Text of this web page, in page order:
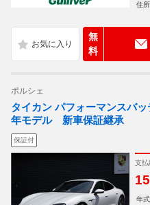
住所
無
料
ポルシェ
タイカン パフォーマンスバ
年モデル 新車保証継承
保証付
支払
年式